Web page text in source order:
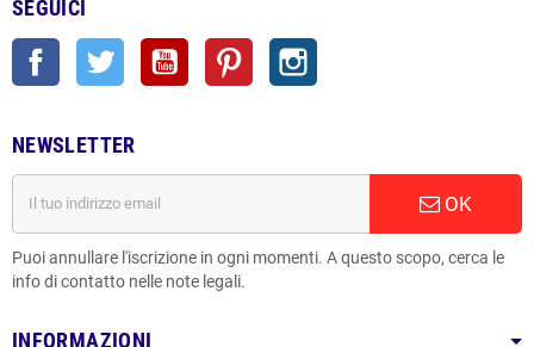
SEGUICI
Facebook Twitter YouTube Pinterest
NEWSLETTER
OK
Puoi annullare l'iscrizione in ogni momenti. A questo scopo, cerca le
info di contatto nelle note legali.
INFORMAZIONI